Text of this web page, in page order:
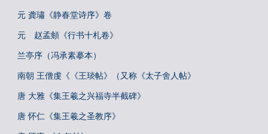
元 龚璛《静春堂诗序》卷
元 赵孟頫《行书十札卷》
兰亭序（冯承素摹本）
南朝 王僧虔《《王琰帖》（又称《太子舍人帖》
唐 大雅《集王羲之兴福寺半截碑》
唐 怀仁《集王羲之圣教序》